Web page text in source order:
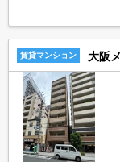
賃貸マンション 大阪